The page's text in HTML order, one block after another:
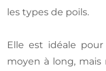
les types de poils.
Elle est idéale
moyen à long,